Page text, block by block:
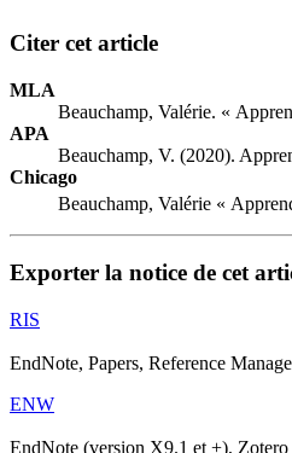
Citer cet article
MLA
Beauchamp, Valérie. «
APA
Beauchamp, V. (2020).
Chicago
Beauchamp, Valérie «
Exporter la notice de cet
RIS
EndNote, Papers, Reference
ENW
EndNote (version X9.1 et +), Zotero